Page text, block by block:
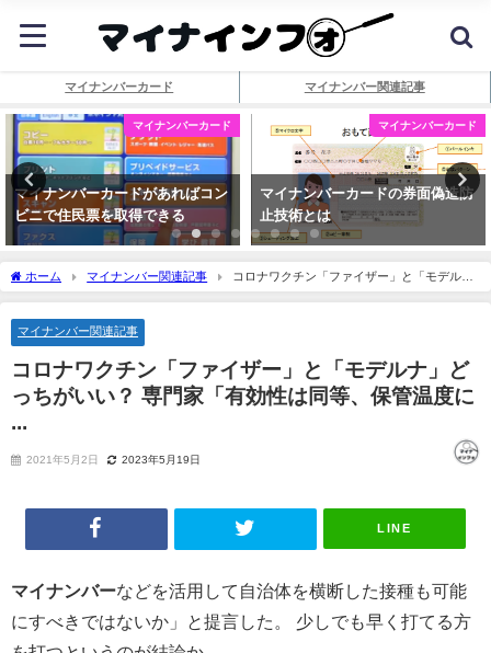
マイナンバーカード マイナンバー関連記事
マイナンバーカード
マイナンバーカードがあればコン
ビニで住民票を取得できる
マイナンバーカード
マイナンバーカードの券面偽造防
止技術とは
ホーム マイナンバー関連記事
コロナワクチン「ファイザー」と「モデル
ナ」どっちがいい？ 専門家「有効性は同等、保管温度に ...
マイナンバー関連記事
コロナワクチン「ファイザー」と「モデルナ」ど
っちがいい？ 専門家「有効性は同等、保管温度に
...
2021年5月2日 2023年5月19日
LINE
マイナンバーなどを活用して自治体を横断した接種も可能
にすべきではないか」と提言した。 少しでも早く打てる方